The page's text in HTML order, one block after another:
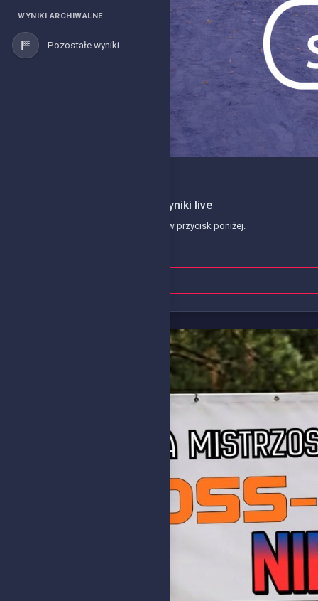
WYNIKI ARCHIWALNE
Pozostałe wyniki
Aktualnie transmitujemy wyniki live
Śledź czas zawodników klikając w przycisk poniżej.